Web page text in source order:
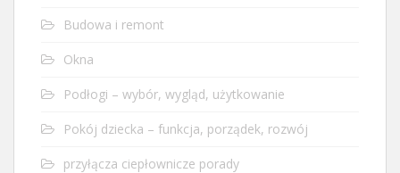
Budowa i remont
Okna
Podłogi – wybór, wygląd, użytkowanie
Pokój dziecka – funkcja, porządek, rozwój
przyłącza ciepłownicze porady